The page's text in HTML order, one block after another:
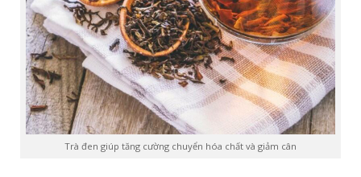
Trà đen giúp tăng cường chuyển hóa chất và giảm cân